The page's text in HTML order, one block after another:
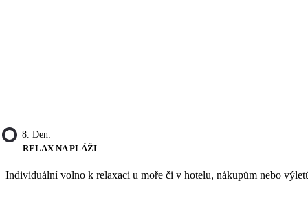
8. Den:
RELAX NA PLÁŽI
Individuální volno k relaxaci u moře či v hotelu, nákupům nebo